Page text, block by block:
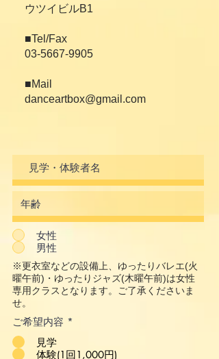
ウツイビルB1
■Tel/Fax
03-5667-9905
■Mail
danceartbox@gmail.com
女性
男性
※更衣室などの設備上、ゆったりバレエ(火
曜午前)・ゆったりジャズ(木曜午前)は女性
専用クラスとなります。ご了承くださいま
せ。
ご希望内容 *
見学
体験(1回1,000円)